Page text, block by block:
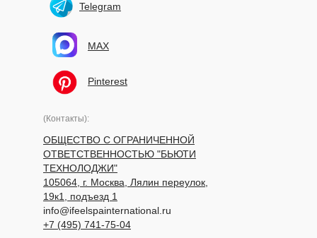
Telegram
MAX
Pinterest
(Контакты):
ОБЩЕСТВО С ОГРАНИЧЕННОЙ
ОТВЕТСТВЕННОСТЬЮ "БЬЮТИ
ТЕХНОЛОДЖИ"
105064, г. Москва, Лялин переулок,
19к1, подъезд 1
info@ifeelspainternational.ru
+7 (495) 741-75-04